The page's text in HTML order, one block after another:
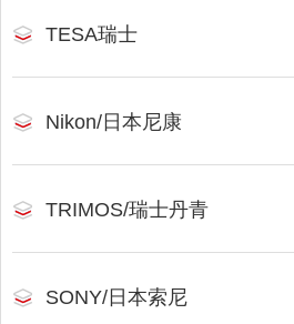
TESA瑞士
Nikon/日本尼康
TRIMOS/瑞士丹青
SONY/日本索尼